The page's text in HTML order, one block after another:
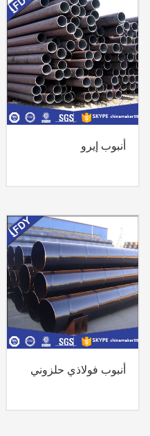
أنبوب إيرو
أنبوب فولاذي حلزوني